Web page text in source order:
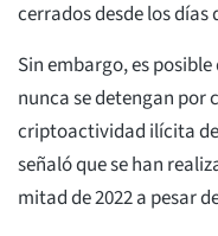
cerrados desde los días
Sin embargo, es
nunca se detengan por
criptoactividad ilícita
señaló que se han
mitad de 2022 a pesar